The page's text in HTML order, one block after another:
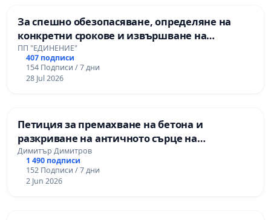
За спешно обезопасяване, определяне на
конкретни срокове и извършване на
цялостна рехабилитация на републиканския
път между пътен възел АМ „Тракия“ - гр.
Ихтиман - с. Мирово - к.к. Момин проход
ПП "ЕДИНЕНИЕ"
407 подписи
154 Подписи / 7 дни
28 Jul 2026
Петиция за премахване на бетона и
разкриване на античното сърце на
Могиланската могила във Враца
Димитър Димитров
1 490 подписи
152 Подписи / 7 дни
2 Jun 2026